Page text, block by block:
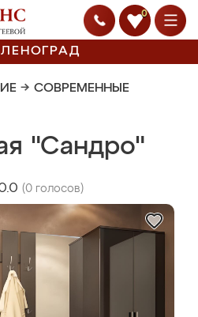
0
→ СОВРЕМЕННЫЕ
"Сандро"
(0 голосов)